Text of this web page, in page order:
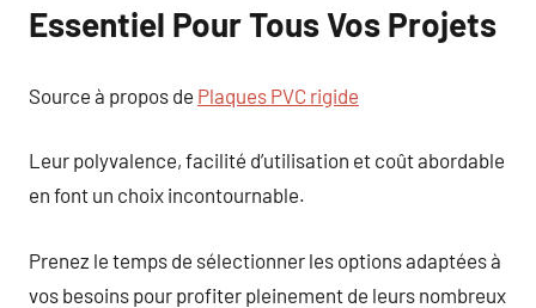
Essentiel Pour Tous Vos Projets
Source à propos de Plaques PVC rigide
Leur polyvalence, facilité d’utilisation et coût abordable
en font un choix incontournable.
Prenez le temps de sélectionner les options adaptées à
vos besoins pour profiter pleinement de leurs nombreux